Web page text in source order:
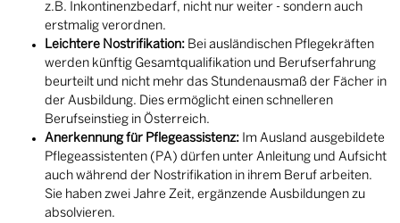
z.B. Inkontinenzbedarf, nicht nur weiter - sondern auch
erstmalig verordnen.
Leichtere Nostrifikation: Bei ausländischen Pflegekräften
werden künftig Gesamtqualifikation und Berufserfahrung
beurteilt und nicht mehr das Stundenausmaß der Fächer in
der Ausbildung. Dies ermöglicht einen schnelleren
Berufseinstieg in Österreich.
Anerkennung für Pflegeassistenz: Im Ausland ausgebildete
Pflegeassistenten (PA) dürfen unter Anleitung und Aufsicht
auch während der Nostrifikation in ihrem Beruf arbeiten.
Sie haben zwei Jahre Zeit, ergänzende Ausbildungen zu
absolvieren.